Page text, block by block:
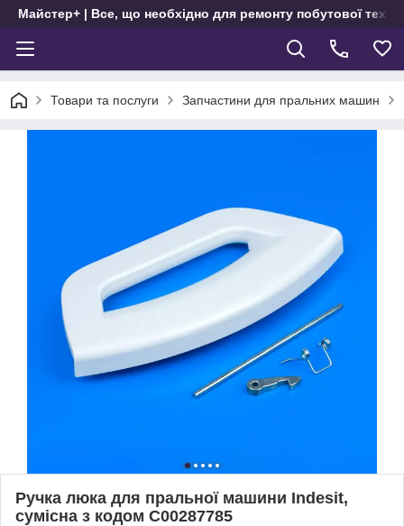
Майстер+ | Все, що необхідно для ремонту побутової
Товари та послуги Запчастини для пральних машин
Ручка люка для пральної машини Indesit,
сумісна з кодом C00287785